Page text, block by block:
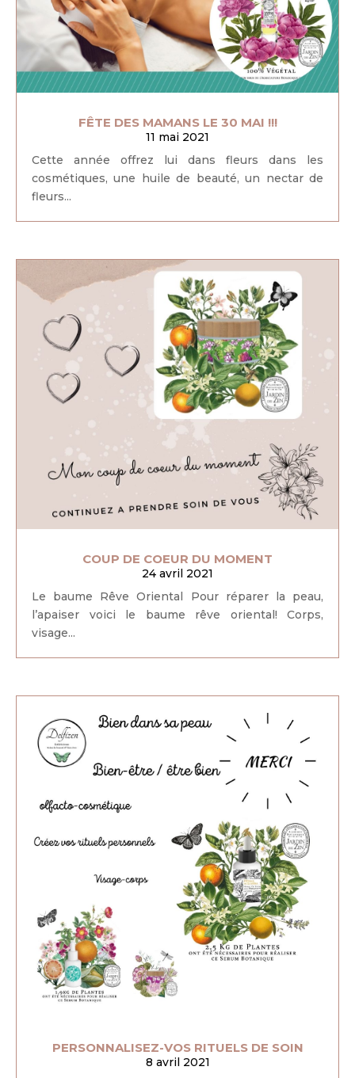
FÊTE DES MAMANS LE 30 MAI !!!
11 mai 2021
Cette année offrez lui dans fleurs dans les
cosmétiques, une huile de beauté, un nectar de
fleurs...
COUP DE COEUR DU MOMENT
24 avril 2021
Le baume Rêve Oriental Pour réparer la peau,
l’apaiser voici le baume rêve oriental! Corps,
visage...
PERSONNALISEZ-VOS RITUELS DE SOIN
8 avril 2021